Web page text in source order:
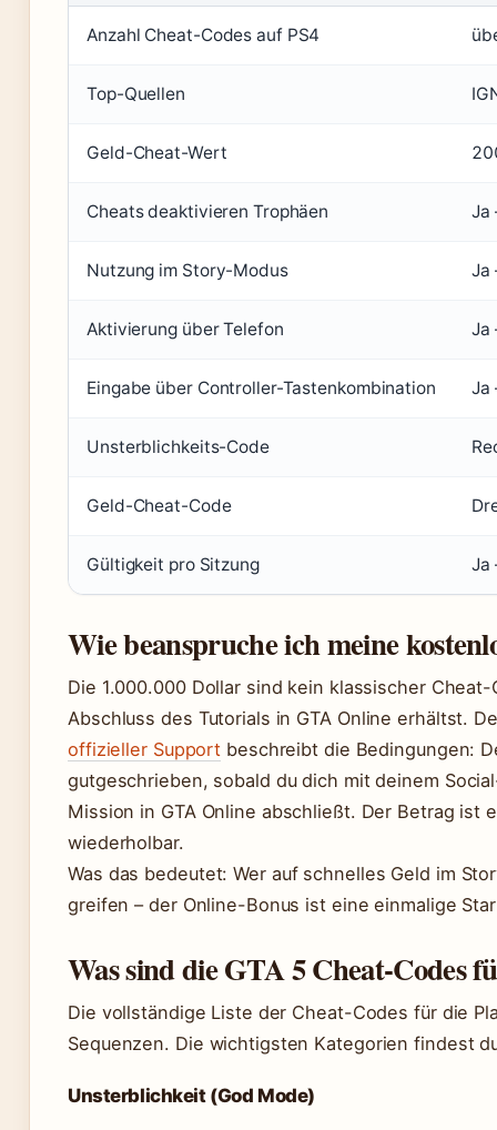
Anzahl Cheat-Codes auf PS4
Top-Quellen
Geld-Cheat-Wert
Cheats deaktivieren Trophäen Ja
Nutzung im Story-Modus Ja
Aktivierung über Telefon Ja
Eingabe über Controller-Tastenkombination Ja
Unsterblichkeits-Code
Geld-Cheat-Code
Gültigkeit pro Sitzung Ja
Wie beanspruche ich meine
Die 1.000.000 Dollar sind kein klassischer
Abschluss des Tutorials in GTA Online erhältst.
offizieller Support beschreibt die Bedingungen:
gutgeschrieben, sobald du dich mit deinem
Mission in GTA Online abschließt. Der Betrag ist
wiederholbar.
Was das bedeutet: Wer auf schnelles Geld im
greifen – der Online-Bonus ist eine einmalige
Was sind die GTA 5 Cheat-Codes
Die vollständige Liste der Cheat-Codes für die
Sequenzen. Die wichtigsten Kategorien findest
Unsterblichkeit (God Mode)